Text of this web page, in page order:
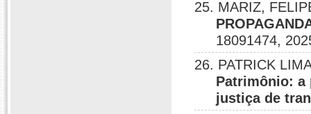
25. MARIZ,
18091474,
26. PATRICK
Patrimônio: a
justiça de